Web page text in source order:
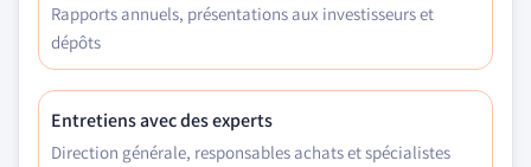
Rapports annuels, présentations aux investisseurs et
dépôts
Entretiens avec des experts
Direction générale, responsables achats et spécialistes